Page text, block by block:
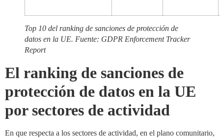
Top 10 del ranking de sanciones de protección de
datos en la UE. Fuente: GDPR Enforcement Tracker
Report
El ranking de sanciones de
protección de datos en la UE
por sectores de actividad
En que respecta a los sectores de actividad, en el plano comunitario,